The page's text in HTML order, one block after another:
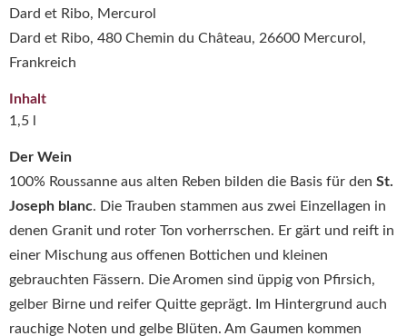
Der Wein
100% Roussanne aus alten Reben bilden die Basis für den St.
Joseph blanc. Die Trauben stammen aus zwei Einzellagen in
denen Granit und roter Ton vorherrschen. Er gärt und reift in
einer Mischung aus offenen Bottichen und kleinen
gebrauchten Fässern. Die Aromen sind üppig von Pfirsich,
gelber Birne und reifer Quitte geprägt. Im Hintergrund auch
rauchige Noten und gelbe Blüten. Am Gaumen kommen
Dard et Ribo, Mercurol
Dard et Ribo, 480 Chemin du Château, 26600 Mercurol,
Frankreich
Inhalt
1,5 l